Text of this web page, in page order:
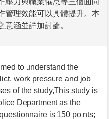
管理效能可以具體提升。本
意涵並詳加討論。
to understand the
work pressure and job
of the study,This study is
Department as the
is 150 points;